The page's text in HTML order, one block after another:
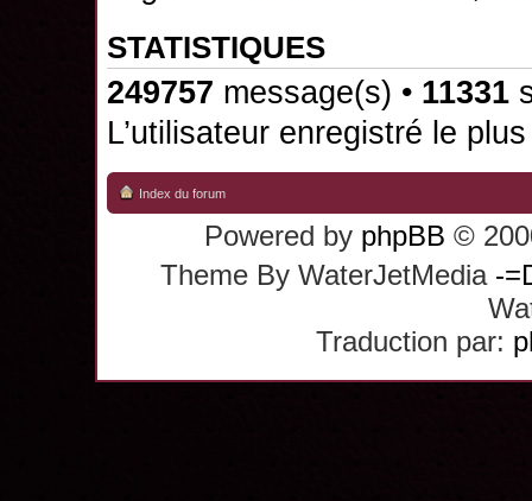
STATISTIQUES
249757 message(s) • 11331
L’utilisateur enregistré le
Index du forum
Powered by phpBB ©
Theme By WaterJetMedia -
Traduction par: